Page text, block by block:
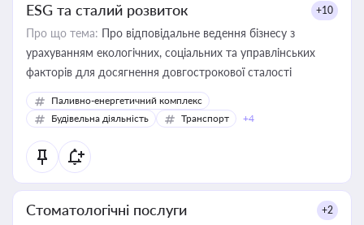
ESG та сталий розвиток +10
Про що тема: Про відповідальне ведення бізнесу з
урахуванням екологічних, соціальних та управлінських
факторів для досягнення довгострокової сталості
Паливно-енергетичний комплекс
Будівельна діяльність
Транспорт +4
Стоматологічні послуги +2